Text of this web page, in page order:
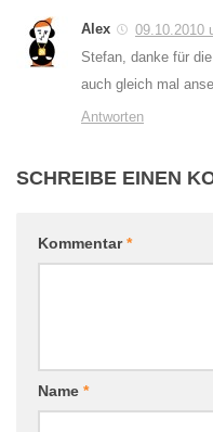
Alex
09.10.2010
Stefan, danke für
auch gleich mal
Antworten
SCHREIBE EINEN
Kommentar*
Name *